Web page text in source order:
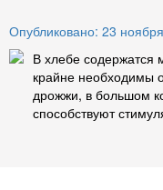
Опубликовано: 23
В хлебе содержатся
крайне необходимы
дрожжи, в большом
способствуют